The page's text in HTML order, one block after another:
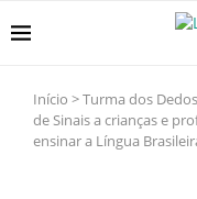
Início >Turma dos
de Sinais a crianças e
ensinar a Língua